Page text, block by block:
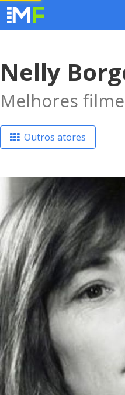
Nelly
Melhores
Outros atores